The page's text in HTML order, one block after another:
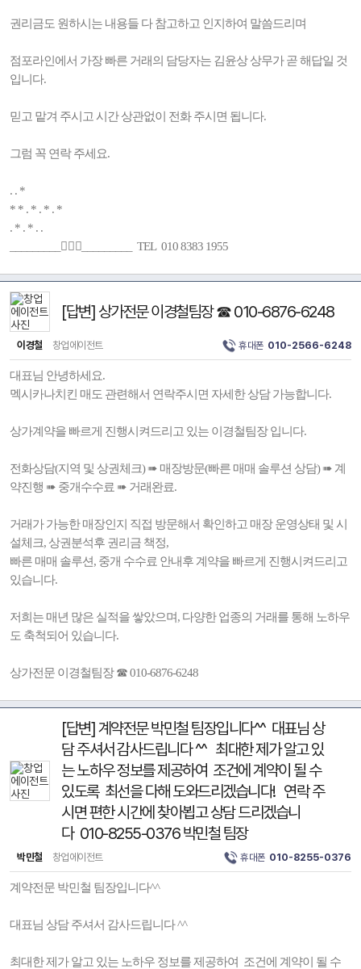
권리금도 원하시는 내용들 다 참고하고 인지하여 말씀드리며
점포라인에서 가장 빠른 거래의 담당자는 김윤상 상무가 곧 해답일 것
입니다.
믿고 맡겨 주시고 시간 상관없이 전화 주시면 됩니다.
그럼 꼭 연락 주세요.
. . *
* * . * . * . *
. * . * . .
_________🚶🏻‍♂️_________ TEL 010 8383 1955
[답변] 상가전문 이경철팀장 ☎ 010-6876-6248
이경철 창업에이전트 휴대폰 010-2566-6248
대표님 안녕하세요.
멕시카나치킨 매도 관련해서 연락주시면 자세한 상담 가능합니다.
상가계약을 빠르게 진행시켜드리고 있는 이경철팀장 입니다.
전화상담(지역 및 상권체크) ➠ 매장방문(빠른 매매 솔루션 상담) ➠ 계
약진행 ➠ 중개수수료 ➠ 거래완료.
거래가 가능한 매장인지 직접 방문해서 확인하고 매장 운영상태 및 시
설체크, 상권분석후 권리금 책정,
빠른 매매 솔루션, 중개 수수료 안내후 계약을 빠르게 진행시켜드리고
있습니다.
저희는 매년 많은 실적을 쌓았으며, 다양한 업종의 거래를 통해 노하우
도 축척되어 있습니다.
상가전문 이경철팀장 ☎ 010-6876-6248
[답변] 계약전문 박민철 팀장입니다^^ 대표님 상
담 주셔서 감사드립니다 ^^ 최대한 제가 알고 있
는 노하우 정보를 제공하여 조건에 계약이 될 수
있도록 최선을 다해 도와드리겠습니다! 연락 주
시면 편한 시간에 찾아뵙고 상담 드리겠습니
다 010-8255-0376 박민철 팀장
박민철 창업에이전트 휴대폰 010-8255-0376
계약전문 박민철 팀장입니다^^
대표님 상담 주셔서 감사드립니다 ^^
최대한 제가 알고 있는 노하우 정보를 제공하여 조건에 계약이 될 수